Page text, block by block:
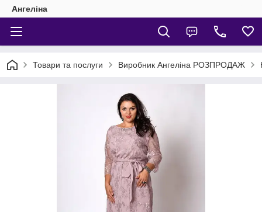
Ангеліна
Товари та послуги Виробник Ангеліна РОЗПРОДАЖ